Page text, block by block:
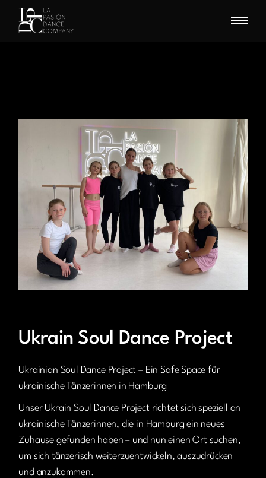
Ukrain Soul Dance Project
Ukrainian Soul Dance Project – Ein Safe Space für
ukrainische Tänzerinnen in Hamburg
Unser Ukrain Soul Dance Project richtet sich speziell an
ukrainische Tänzerinnen, die in Hamburg ein neues
Zuhause gefunden haben – und nun einen Ort suchen,
um sich tänzerisch weiterzuentwickeln, auszudrücken
und anzukommen.